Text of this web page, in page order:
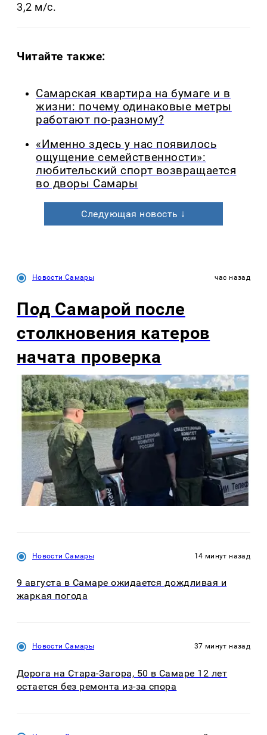
3,2 м/с.
Читайте также:
Самарская квартира на бумаге и в
жизни: почему одинаковые метры
работают по-разному?
«Именно здесь у нас появилось
ощущение семейственности»:
любительский спорт возвращается
во дворы Самары
Следующая новость ↓
Новости Самары час назад
Под Самарой после
столкновения катеров
начата проверка
Новости Самары 14 минут назад
9 августа в Самаре ожидается дождливая и
жаркая погода
Новости Самары 37 минут назад
Дорога на Стара-Загора, 50 в Самаре 12 лет
остается без ремонта из-за спора